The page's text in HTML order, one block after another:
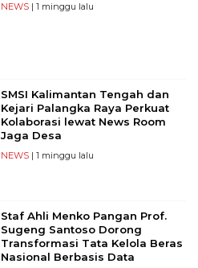
NEWS| 1 minggu lalu
SMSI Kalimantan Tengah dan
Kejari Palangka Raya Perkuat
Kolaborasi lewat News Room
Jaga Desa
NEWS| 1 minggu lalu
Staf Ahli Menko Pangan Prof.
Sugeng Santoso Dorong
Transformasi Tata Kelola Beras
Nasional Berbasis Data